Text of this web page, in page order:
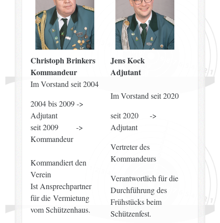
Christoph Brinkers
Kommandeur
Im Vorstand seit 2004
2004 bis 2009 ->
Adjutant
seit 2009 ->
Kommandeur
Kommandiert den
Verein
Ist Ansprechpartner
für die Vermietung
vom Schützenhaus.
Jens Kock
Adjutant
Im Vorstand seit 2020
seit 2020 ->
Adjutant
Vertreter des
Kommandeurs
Verantwortlich für die
Durchführung des
Frühstücks beim
Schützenfest.